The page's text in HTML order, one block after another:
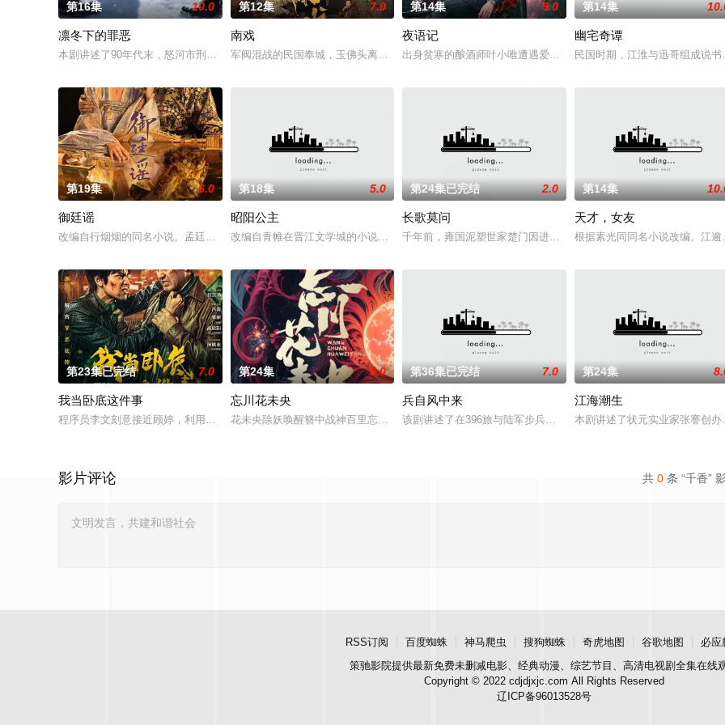
第16集 10.0
凛冬下的罪恶
本剧讲述了90年代末，怒河市刑侦支队在无普及监控、无DNA鉴定技术的支持下，通过摸排、勘查等传统刑侦手段
第12集 7.0
南戏
军阀混战的民国奉城，玉佛头离奇失窃，戏班主横尸戏台，将冷血少帅许又安与昆曲名伶荣筱楠推向不死不
第14集 9.0
夜语记
出身贫寒的酿酒师叶小唯遭遇爱人程桉、恩师林晚媚的双重背叛。她
第14集
幽宅奇谭
民国时期，江淮与迅哥组成说书
第19集 6.0
御廷谣
改编自行烟烟的同名小说。孟廷辉，大平王朝有史以来个以女子进士科三元及第入翰林院的奇女子。十年前的她被他从
第18集 5.0
昭阳公主
改编自青帷在晋江文学城的小说《平阳公主》。
第24集已完结 2.0
长歌莫问
千年前，雍国泥塑世家楚门因进贡的“十二生肖”离奇流血炸裂，惨遭
第14集
天才，女友
根据素光同同名小说改编。江
第23集已完结 7.0
我当卧底这件事
程序员李文刻意接近顾婷，利用顾炎女儿奴的属性，请求老炮儿顾炎带自己用程序员身份卧底电诈集团以求查出未婚妻
第24集 5.0
忘川花未央
花未央除妖唤醒簪中战神百里忘川元神，二人共感相连，一同寻仙草修复肉身。未央动心，却不知自身是身
第36集已完结 7.0
兵自风中来
该剧讲述了在396旅与陆军步兵学院联合举办的小型军事演习中，郭
第24集
江海潮生
本剧讲述了状元实业家张謇创
共 0 条 “千香”
影片评论
RSS订阅 百度蜘蛛 神马爬虫 搜狗蜘蛛 奇虎地图 谷歌地图
必应
策驰影院提供最新免费未删减电影、经典动漫、综艺节目、高清电视剧全集在线
Copyright © 2022 cdjdjxjc.com All Rights Reserved
辽ICP备96013528号